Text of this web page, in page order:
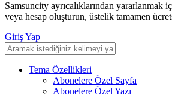
Samsuncity ayrıcalıklarından yararlanmak
veya hesap oluşturun, üstelik tamamen
Giriş Yap
Tema Özellikleri
Abonelere Özel Sayfa
Abonelere Özel Yazı